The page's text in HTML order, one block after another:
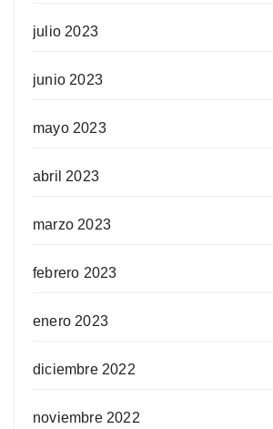
julio 2023
junio 2023
mayo 2023
abril 2023
marzo 2023
febrero 2023
enero 2023
diciembre 2022
noviembre 2022